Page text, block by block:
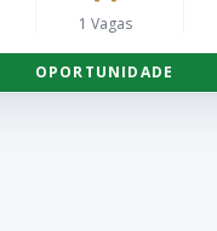
1 Vagas
OPORTUNIDADE